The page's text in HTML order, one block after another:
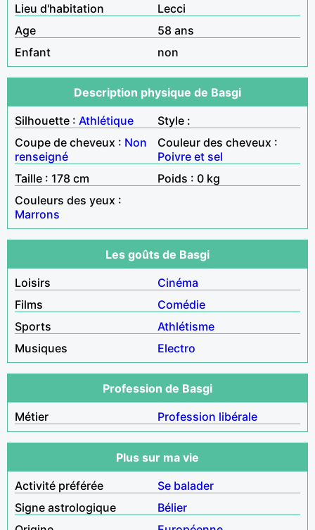
Lieu d'habitation
Lecci
Age
58 ans
Enfant
non
Description physique de Basgi
Silhouette : Athlétique
Style :
Coupe de cheveux : Non
renseigné
Couleur des cheveux :
Poivre et sel
Taille : 178 cm
Poids : 0 kg
Couleurs des yeux :
Marrons
Les goûts de Basgi
Loisirs
Cinéma
Films
Comédie
Sports
Athlétisme
Musiques
Electro
Profession de Basgi
Métier
Profession libérale
Plus sur ma vie
Activité préférée
Se balader
Signe astrologique
Bélier